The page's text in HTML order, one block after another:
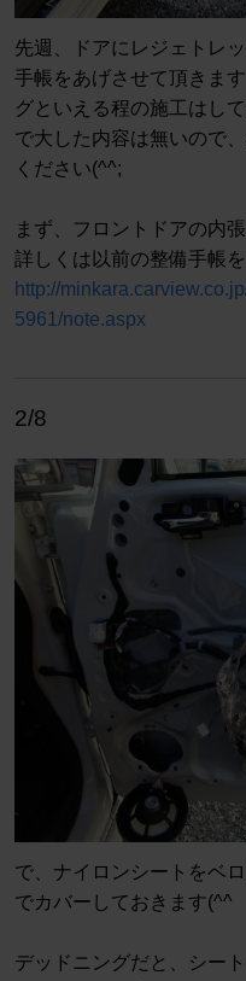
先週、ドアにレジェトレ
手帳をあげさせて頂きま
グといえる程の施工はし
で大した内容は無いので
ください(^^;
まず、フロントドアの内
詳しくは以前の整備手帳
http://
5961/note.aspx
2/8
で、ナイロンシートをベ
でカバーしておきます(^^
デッドニングだと、シー